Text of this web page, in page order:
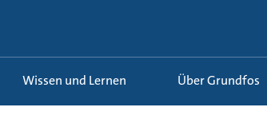
Wissen und Lernen Über Grundfos